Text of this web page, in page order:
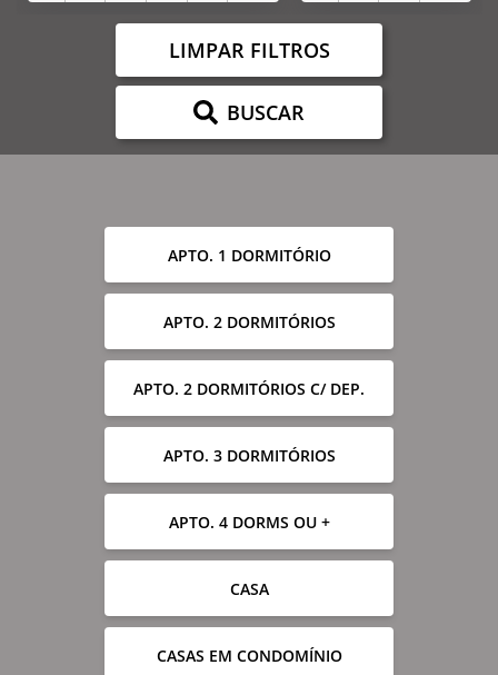
LIMPAR FILTROS
BUSCAR
APTO. 1 DORMITÓRIO
APTO. 2 DORMITÓRIOS
APTO. 2 DORMITÓRIOS C/ DEP.
APTO. 3 DORMITÓRIOS
APTO. 4 DORMS OU +
CASA
CASAS EM CONDOMÍNIO